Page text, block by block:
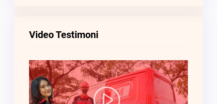
Video Testimoni